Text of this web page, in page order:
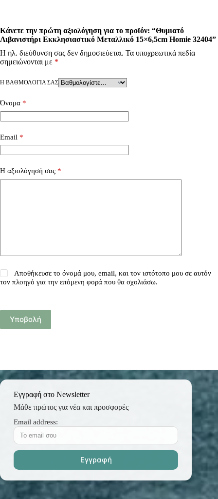
Κάνετε την πρώτη αξιολόγηση για το προϊόν: “Θυμιατό
Λιβανιστήρι Εκκλησιαστικό Μεταλλικό 15×6,5cm Homie 32404”
Η ηλ. διεύθυνση σας δεν δημοσιεύεται. Τα υποχρεωτικά πεδία
σημειώνονται με *
Η ΒΑΘΜΟΛΟΓΊΑ ΣΑΣ
Όνομα *
Email *
Η αξιολόγησή σας *
Αποθήκευσε το όνομά μου, email, και τον ιστότοπο μου σε αυτόν
τον πλοηγό για την επόμενη φορά που θα σχολιάσω.
Υποβολή
Εγγραφή στο Newsletter
Μάθε πρώτος για νέα και προσφορές
Email address: